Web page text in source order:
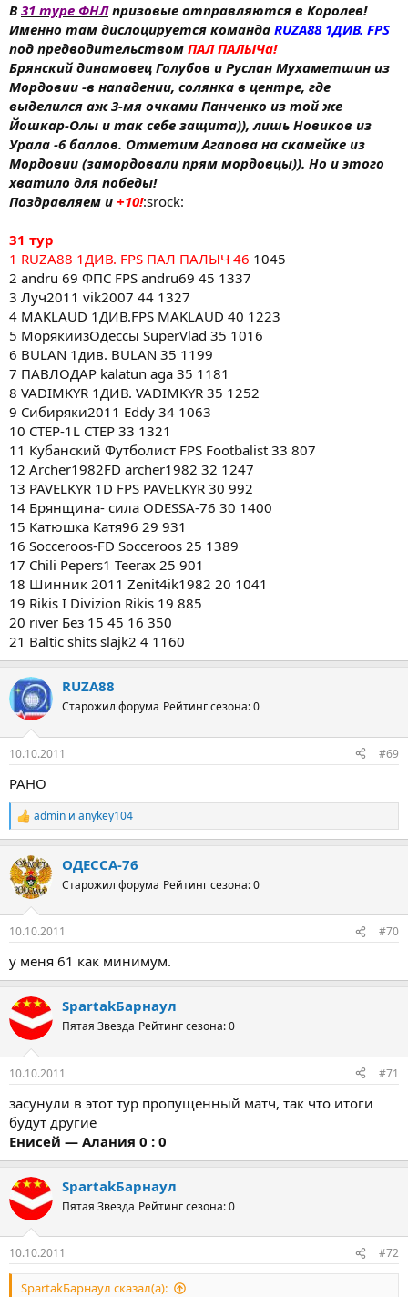
В31 туре ФНЛпризовые отправляются в Королев!
Именно там дислоцируется команда RUZA88 1ДИВ. FPS
под предводительством ПАЛ ПАЛЫЧа!
Брянский динамовец Голубов и Руслан Мухаметшин из
Мордовии -в нападении, солянка в центре, где
выделился аж 3-мя очками Панченко из той же
Йошкар-Олы и так себе защита)), лишь Новиков из
Урала -6 баллов. Отметим Агапова на скамейке из
Мордовии (замордовали прям мордовцы)). Но и этого
хватило для победы!
Поздравляем и +10!:srock:
31 тур
1 RUZA88 1ДИВ. FPS ПАЛ ПАЛЫЧ 46 1045
2 andru 69 ФПС FPS andru69 45 1337
3 Луч2011 vik2007 44 1327
4 MAKLAUD 1ДИВ.FPS MAKLAUD 40 1223
5 МорякиизОдессы SuperVlad 35 1016
6 BULAN 1див. BULAN 35 1199
7 ПАВЛОДАР kalatun aga 35 1181
8 VADIMKYR 1ДИВ. VADIMKYR 35 1252
9 Сибиряки2011 Eddy 34 1063
10 CTEP-1L CTEP 33 1321
11 Кубанский Футболист FPS Footbalist 33 807
12 Archer1982FD archer1982 32 1247
13 PAVELKYR 1D FPS PAVELKYR 30 992
14 Брянщина- сила ODESSA-76 30 1400
15 Катюшка Катя96 29 931
16 Socceroos-FD Socceroos 25 1389
17 Chili Pepers1 Teerax 25 901
18 Шинник 2011 Zenit4ik1982 20 1041
19 Rikis I Divizion Rikis 19 885
20 river Без 15 45 16 350
21 Baltic shits slajk2 4 1160
RUZA88
Старожил форума Рейтинг сезона: 0
10.10.2011 #69
РАНО
Р
е
к
ц
и
admin и anykey104
ОДЕССА-76
Старожил форума Рейтинг сезона: 0
10.10.2011 #70
у меня 61 как минимум.
SpartakБарнаул
Пятая Звезда Рейтинг сезона: 0
10.10.2011 #71
засунули в этот тур пропущенный матч, так что итоги
будут другие
Енисей — Алания 0 : 0
SpartakБарнаул
Пятая Звезда Рейтинг сезона: 0
10.10.2011 #72
SpartakБарнаул сказал(а):